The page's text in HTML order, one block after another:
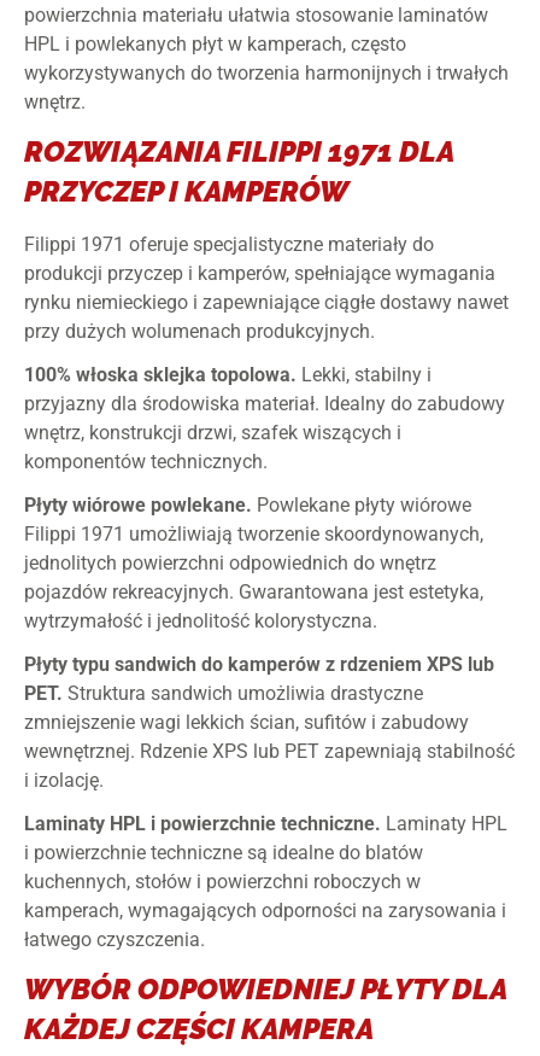
powierzchnia materiału ułatwia stosowanie laminatów
HPL i powlekanych płyt w kamperach, często
wykorzystywanych do tworzenia harmonijnych i trwałych
wnętrz.
ROZWIĄZANIA FILIPPI 1971 DLA
PRZYCZEP I KAMPERÓW
Filippi 1971 oferuje specjalistyczne materiały do
produkcji przyczep i kamperów, spełniające wymagania
rynku niemieckiego i zapewniające ciągłe dostawy nawet
przy dużych wolumenach produkcyjnych.
100% włoska sklejka topolowa. Lekki, stabilny i
przyjazny dla środowiska materiał. Idealny do zabudowy
wnętrz, konstrukcji drzwi, szafek wiszących i
komponentów technicznych.
Płyty wiórowe powlekane. Powlekane płyty wiórowe
Filippi 1971 umożliwiają tworzenie skoordynowanych,
jednolitych powierzchni odpowiednich do wnętrz
pojazdów rekreacyjnych. Gwarantowana jest estetyka,
wytrzymałość i jednolitość kolorystyczna.
Płyty typu sandwich do kamperów z rdzeniem XPS lub
PET. Struktura sandwich umożliwia drastyczne
zmniejszenie wagi lekkich ścian, sufitów i zabudowy
wewnętrznej. Rdzenie XPS lub PET zapewniają stabilność
i izolację.
Laminaty HPL i powierzchnie techniczne. Laminaty HPL
i powierzchnie techniczne są idealne do blatów
kuchennych, stołów i powierzchni roboczych w
kamperach, wymagających odporności na zarysowania i
łatwego czyszczenia.
WYBÓR ODPOWIEDNIEJ PŁYTY DLA
KAŻDEJ CZĘŚCI KAMPERA